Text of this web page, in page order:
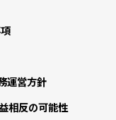
運営方針
相反の可能性